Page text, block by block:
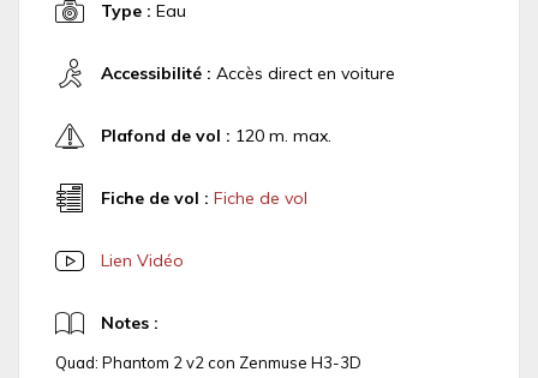
Type : Eau
Accessibilité : Accès direct en voiture
Plafond de vol : 120 m. max.
Fiche de vol : Fiche de vol
Lien Vidéo
Notes :
Quad: Phantom 2 v2 con Zenmuse H3-3D